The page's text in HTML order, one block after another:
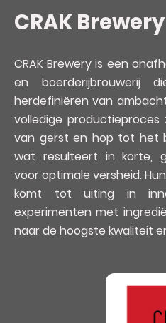
CRAK Brewery
CRAK Brewery is een
en
herdefiniëren van
volledige
van gerst en hop tot het
wat resulteert in korte,
voor optimale versheid.
komt tot uiting in
experimenten met
naar de hoogste kwaliteit